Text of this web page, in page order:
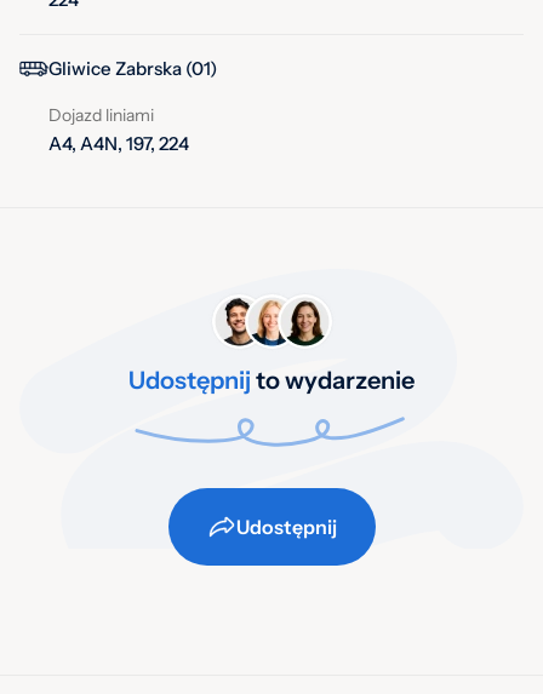
Gliwice Zabrska (01)
Dojazd liniami
A4, A4N, 197, 224
Udostępnij to wydarzenie
Udostępnij